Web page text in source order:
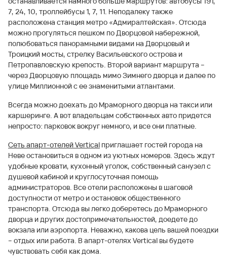
7, 24, 10, троллейбусы 1, 7, 11. Неподалеку также
расположена станция метро «Адмиралтейская». Отсюда
можно прогуляться пешком по Дворцовой набережной,
полюбоваться панорамными видами на Дворцовый и
Троицкий мосты, стрелку Васильевского острова и
Петропавловскую крепость. Второй вариант маршрута –
через Дворцовую площадь мимо Зимнего дворца и далее по
улице Миллионной с ее знаменитыми атлантами.
Всегда можно доехать до Мраморного дворца на такси или
каршеринге. А вот владельцам собственных авто придется
непросто: парковок вокруг немного, и все они платные.
Сеть апарт-отелей Vertical приглашает гостей города на
Неве остановиться в одном из уютных номеров. Здесь ждут
удобные кровати, кухонный уголок, собственный санузел с
душевой кабиной и круглосуточная помощь
администраторов. Все отели расположены в шаговой
доступности от метро и остановок общественного
транспорта. Отсюда вы легко доберетесь до Мраморного
дворца и других достопримечательностей, доедете до
вокзала или аэропорта. Неважно, какова цель вашей поездки
– отдых или работа. В апарт-отелях Vertical вы будете
чувствовать себя как дома.